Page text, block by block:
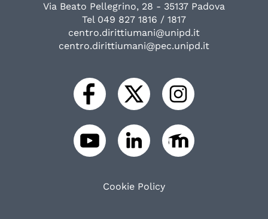
Via Beato Pellegrino, 28 - 35137 Padova
Tel 049 827 1816 / 1817
centro.dirittiumani@unipd.it
centro.dirittiumani@pec.unipd.it
Cookie Policy